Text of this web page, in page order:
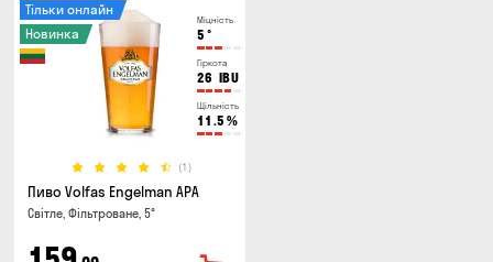
Міцність
5 °
Гіркота
26 IBU
Щільність
11.5 %
(1)
Тільки онлайн
Новинка
Пиво Volfas Engelman APA
Світле, Фільтроване, 5°